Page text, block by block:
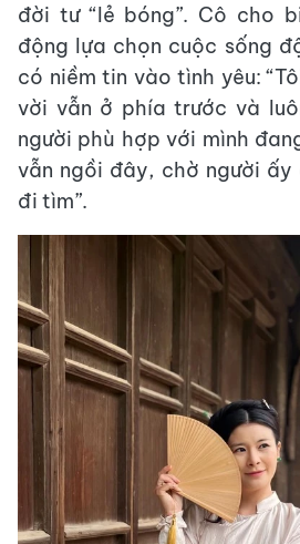
đời tư “lẻ bóng”. Cô cho
động lựa chọn cuộc sống
có niềm tin vào tình yêu:
vời vẫn ở phía trước và
người phù hợp với mình
vẫn ngồi đây, chờ người ấy
đi tìm”.